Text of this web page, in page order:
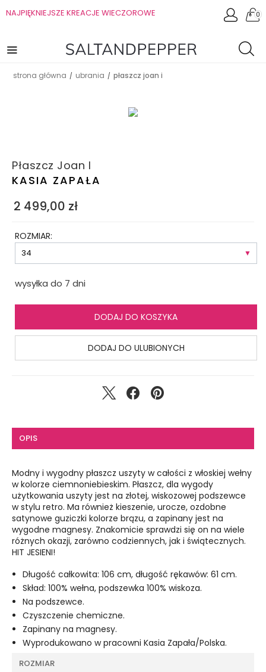
NAJPIĘKNIEJSZE KREACJE WIECZOROWE 0
strona główna / ubrania / płaszcz joan i
Płaszcz Joan I
KASIA ZAPAŁA
2 499,00 zł
ROZMIAR:
wysyłka do 7 dni
DODAJ DO KOSZYKA
DODAJ DO ULUBIONYCH
OPIS
Modny i wygodny płaszcz uszyty w całości z włoskiej wełny
w kolorze ciemnoniebieskim. Płaszcz, dla wygody
użytkowania uszyty jest na złotej, wiskozowej podszewce
w stylu retro. Ma również kieszenie, urocze, ozdobne
satynowe guziczki kolorze brązu, a zapinany jest na
wygodne magnesy. Znakomicie sprawdzi się on na wiele
różnych okazji, zarówno codziennych, jak i świątecznych.
HIT JESIENI!
Długość całkowita: 106 cm, długość rękawów: 61 cm.
Skład: 100% wełna, podszewka 100% wiskoza.
Na podszewce.
Czyszczenie chemiczne.
Zapinany na magnesy.
Wyprodukowano w pracowni Kasia Zapała/Polska.
ROZMIAR